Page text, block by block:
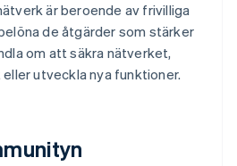
är beroende av frivilliga
de åtgärder som stärker
om att säkra nätverket,
utveckla nya funktioner.